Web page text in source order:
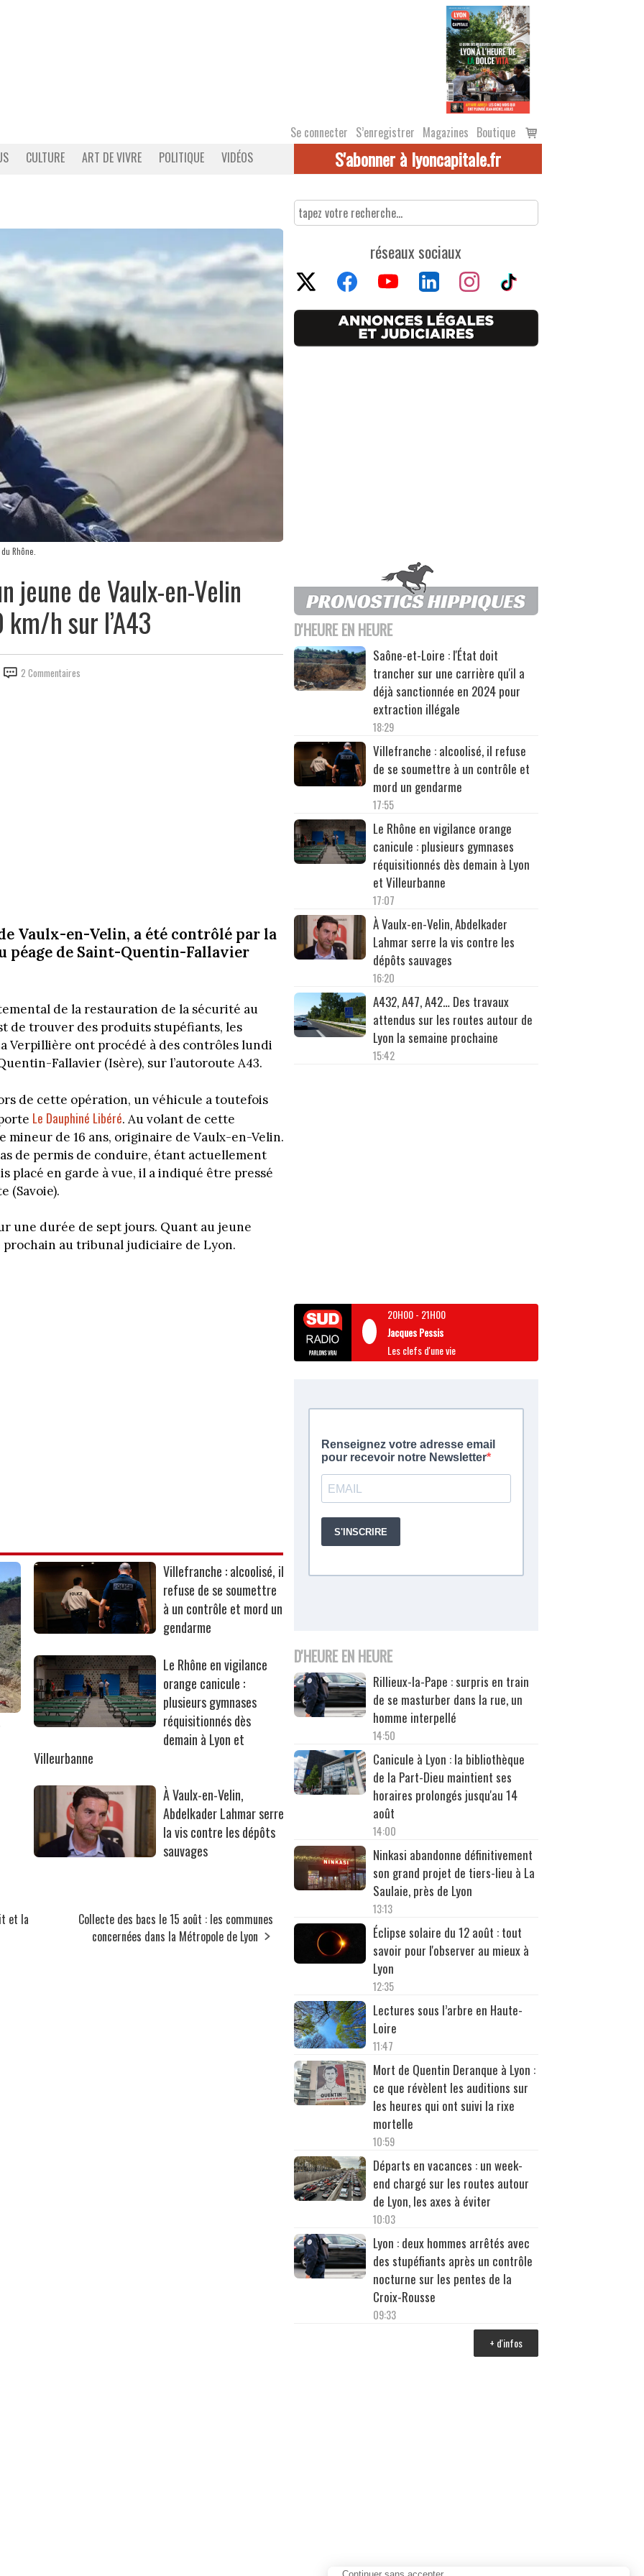
Se connecter S’enregistrer Magazines Boutique
Voir
le
CULTURE ART DE VIVRE POLITIQUE VIDÉOS S'abonner à lyoncapitale.fr
Rhône.
jeune de Vaulx-en-Velin
h sur l’A43
2 Commentaires
Vaulx-en-Velin, a été contrôlé par la
péage de Saint-Quentin-Fallavier
de la restauration de la sécurité au
de trouver des produits stupéfiants, les
Verpillière ont procédé à des contrôles lundi
Fallavier (Isère), sur l’autoroute A43.
de cette opération, un véhicule a toutefois
Le Dauphiné Libéré. Au volant de cette
mineur de 16 ans, originaire de Vaulx-en-Velin.
de permis de conduire, étant actuellement
placé en garde à vue, il a indiqué être pressé
(Savoie).
une durée de sept jours. Quant au jeune
au tribunal judiciaire de Lyon.
Villefranche : alcoolisé, il
refuse de se soumettre
à un contrôle et mord un
gendarme
Le Rhône en vigilance
orange canicule :
plusieurs gymnases
réquisitionnés dès
demain à Lyon et
Villeurbanne
À Vaulx-en-Velin,
Abdelkader Lahmar serre
la vis contre les dépôts
sauvages
et la
Collecte des bacs le 15 août : les communes
concernées dans la Métropole de Lyon
réseaux sociaux
D'HEURE EN HEURE
Saône-et-Loire : l'État doit
trancher sur une carrière qu'il a
déjà sanctionnée en 2024 pour
extraction illégale
18:29
Villefranche : alcoolisé, il refuse
de se soumettre à un contrôle et
mord un gendarme
17:55
Le Rhône en vigilance orange
canicule : plusieurs gymnases
réquisitionnés dès demain à Lyon
et Villeurbanne
17:07
À Vaulx-en-Velin, Abdelkader
Lahmar serre la vis contre les
dépôts sauvages
16:20
A432, A47, A42… Des travaux
attendus sur les routes autour de
Lyon la semaine prochaine
15:42
20H00- 21H00
Jacques Pessis
Les clefs d'une vie
D'HEURE EN HEURE
Rillieux-la-Pape : surpris en train
de se masturber dans la rue, un
homme interpellé
14:50
Canicule à Lyon : la bibliothèque
de la Part-Dieu maintient ses
horaires prolongés jusqu'au 14
août
14:00
Ninkasi abandonne définitivement
son grand projet de tiers-lieu à La
Saulaie, près de Lyon
13:13
Éclipse solaire du 12 août : tout
savoir pour l'observer au mieux à
Lyon
12:35
Lectures sous l’arbre en Haute-
Loire
11:47
Mort de Quentin Deranque à Lyon :
ce que révèlent les auditions sur
les heures qui ont suivi la rixe
mortelle
10:59
Départs en vacances : un week-
end chargé sur les routes autour
de Lyon, les axes à éviter
10:03
Lyon : deux hommes arrêtés avec
des stupéfiants après un contrôle
nocturne sur les pentes de la
Croix-Rousse
09:33
+ d'infos